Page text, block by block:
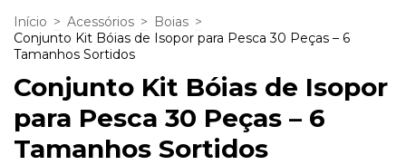
Início > Acessórios > Boias >
Conjunto Kit Bóias de Isopor para Pesca 30 Peças – 6
Tamanhos Sortidos
Conjunto Kit Bóias de Isopor
para Pesca 30 Peças – 6
Tamanhos Sortidos